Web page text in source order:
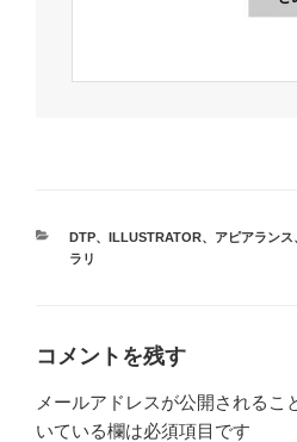
カ
テ
DTP、 ILLUSTRATOR、 アピアランス
ラリ
コメントを残す
メールアドレスが公開されるこ
いている欄は必須項目です